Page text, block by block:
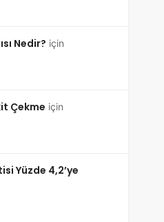
Nedir? için
Çekme için
Yüzde 4,2’ye